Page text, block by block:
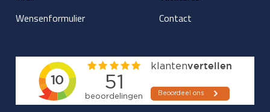
Wensenformulier
Contact